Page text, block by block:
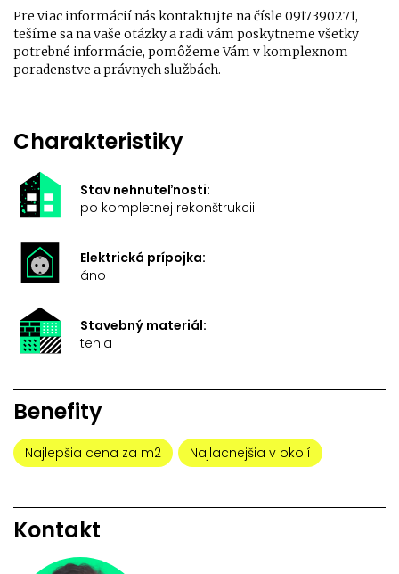
Pre viac informácií nás kontaktujte na čísle 0917390271,
tešíme sa na vaše otázky a radi vám poskytneme všetky
potrebné informácie, pomôžeme Vám v komplexnom
poradenstve a právnych službách.
Charakteristiky
Stav nehnuteľnosti:
po kompletnej rekonštrukcii
Elektrická prípojka:
áno
Stavebný materiál:
tehla
Benefity
Najlepšia cena za m2 Najlacnejšia v okolí
Kontakt